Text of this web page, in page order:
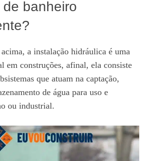
banheiro
a instalação hidráulica é uma
em construções, afinal, ela consiste
que atuam na captação,
de água para uso e
ou industrial.